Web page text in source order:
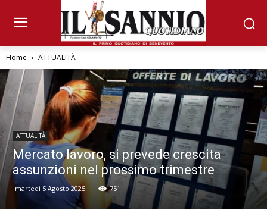
Home ATTUALITÀ
ATTUALITÀ
Mercato lavoro, si prevede crescita
assunzioni nel prossimo trimestre
martedì 5 Agosto 2025 751